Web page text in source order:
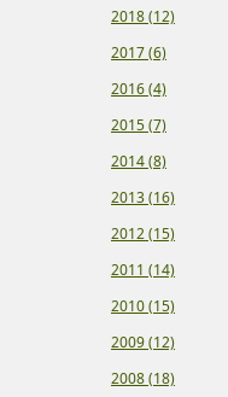
2018 (12)
2017 (6)
2016 (4)
2015 (7)
2014 (8)
2013 (16)
2012 (15)
2011 (14)
2010 (15)
2009 (12)
2008 (18)